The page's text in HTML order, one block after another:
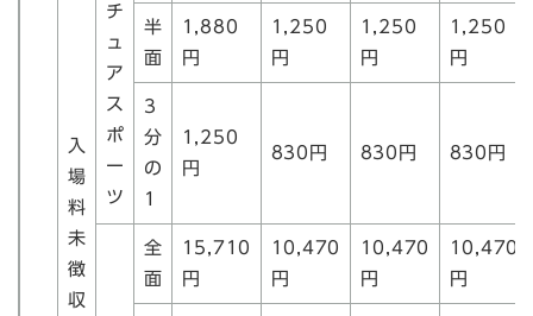
入
場
料
未
徴
収
チ
ュ
ア
ス
ポ
ー
ツ
半
面
1,880
円
1,250
円
1,250
円
1,250
円
3
分
の
1
1,250
円
830円 830円 830円
全
面
15,710
円
10,470
円
10,470
円
10,470
円